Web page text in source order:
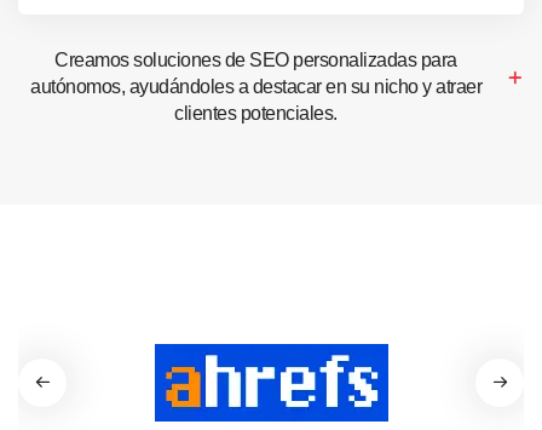
Creamos soluciones de SEO personalizadas para
autónomos, ayudándoles a destacar en su nicho y atraer
clientes potenciales.